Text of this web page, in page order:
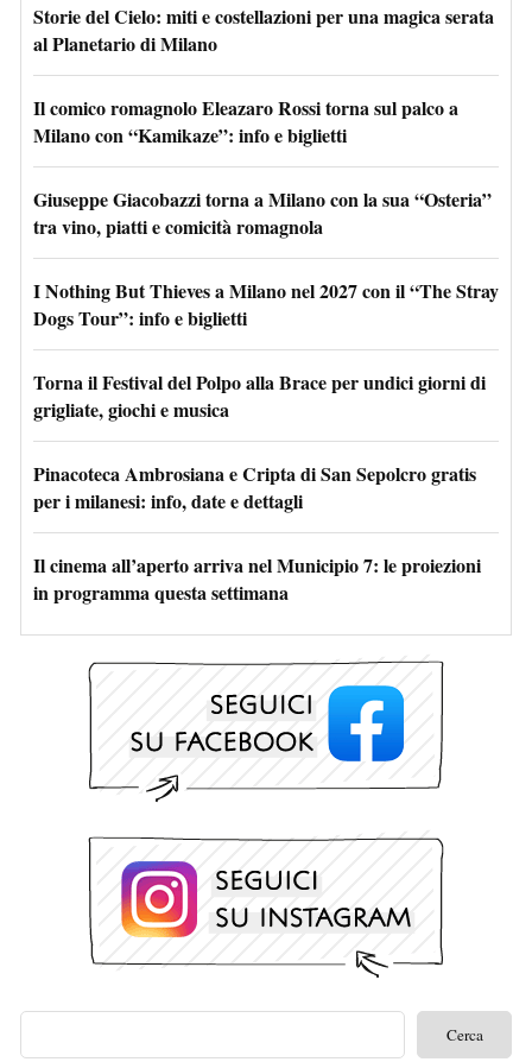
Storie del Cielo: miti e costellazioni per una magica serata
al Planetario di Milano
Il comico romagnolo Eleazaro Rossi torna sul palco a
Milano con “Kamikaze”: info e biglietti
Giuseppe Giacobazzi torna a Milano con la sua “Osteria”
tra vino, piatti e comicità romagnola
I Nothing But Thieves a Milano nel 2027 con il “The Stray
Dogs Tour”: info e biglietti
Torna il Festival del Polpo alla Brace per undici giorni di
grigliate, giochi e musica
Pinacoteca Ambrosiana e Cripta di San Sepolcro gratis
per i milanesi: info, date e dettagli
Il cinema all’aperto arriva nel Municipio 7: le proiezioni
in programma questa settimana